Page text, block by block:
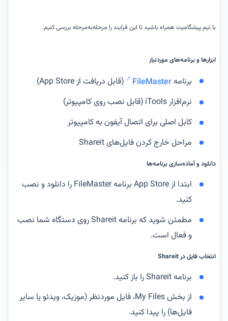
با تیم پیشگامیت همراه باشید تا این فرایند را مرحله‌به‌مرحله بررسی کنیم.
ابزارها و برنامه‌های موردنیاز
برنامهFileMaster
(قابل دریافت از App Store)
نرم‌افزار iTools (قابل نصب روی کامپیوتر)
کابل اصلی برای اتصال آیفون به کامپیوتر
مراحل خارج کردن فایل‌های Shareit
دانلود و آماده‌سازی برنامه‌ها
ابتدا از App Store برنامه FileMaster را دانلود و نصب
کنید.
مطمئن شوید که برنامه Shareit روی دستگاه شما نصب
و فعال است.
انتخاب فایل در Shareit
برنامه Shareit را باز کنید.
از بخش My Files، فایل موردنظر (موزیک، ویدئو یا سایر
فایل‌ها) را پیدا کنید.